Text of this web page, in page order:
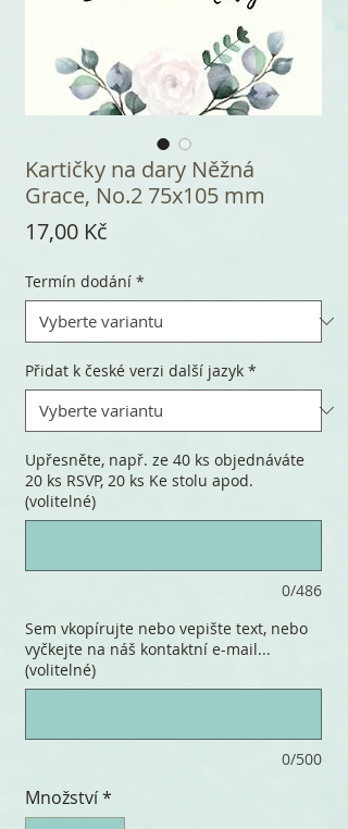
Kartičky na dary Něžná
Grace, No.2 75x105 mm
17,00 Kč
Termín dodání *
Přidat k české verzi další jazyk *
Upřesněte, např. ze 40 ks objednáváte
20 ks RSVP, 20 ks Ke stolu apod.
(volitelné)
0/486
Sem vkopírujte nebo vepište text, nebo
vyčkejte na náš kontaktní e-mail...
(volitelné)
0/500
Množství*